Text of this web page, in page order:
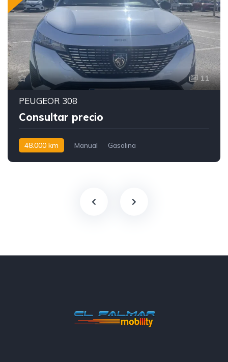
11
PEUGEOR 308
Consultar precio
48.000 km Manual Gasolina